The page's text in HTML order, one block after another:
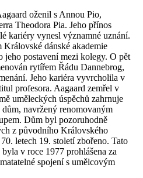
oženil s Annou Pio,
Theodora Pia. Jeho přínos
kariéry vynesl významné uznání.
dánské akademie
jeho postavení mezi kolegy. O pět
rytířem Řádu Dannebrog,
Jeho kariéra vyvrcholila v
profesora. Aagaard zemřel v
uměleckých úspěchů zahrnuje
navržený renomovaným
Dům byl pozoruhodně
z původního Královského
letech 19. století zbořeno. Tato
v roce 1977 prohlášena za
spojení s umělcovým